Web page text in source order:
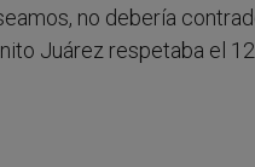
no debería
Juárez respetaba el